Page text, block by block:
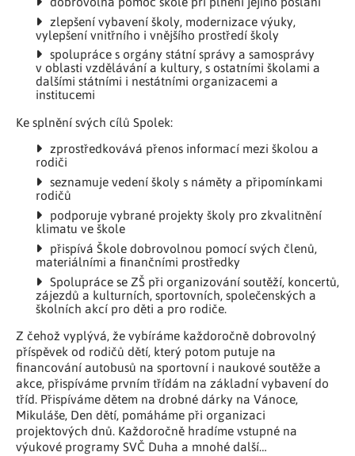
zlepšení vybavení školy, modernizace výuky,
vylepšení vnitřního i vnějšího prostředí školy
spolupráce s orgány státní správy a samosprávy
v oblasti vzdělávání a kultury, s ostatními školami a
dalšími státními i nestátními organizacemi a
institucemi
Ke splnění svých cílů Spolek:
zprostředkovává přenos informací mezi školou a
rodiči
seznamuje vedení školy s náměty a připomínkami
rodičů
podporuje vybrané projekty školy pro zkvalitnění
klimatu ve škole
přispívá Škole dobrovolnou pomocí svých členů,
materiálními a finančními prostředky
Spolupráce se ZŠ při organizování soutěží, koncertů,
zájezdů a kulturních, sportovních, společenských a
školních akcí pro děti a pro rodiče.
Z čehož vyplývá, že vybíráme každoročně dobrovolný
příspěvek od rodičů dětí, který potom putuje na
financování autobusů na sportovní i naukové soutěže a
akce, přispíváme prvním třídám na základní vybavení do
tříd. Přispíváme dětem na drobné dárky na Vánoce,
Mikuláše, Den dětí, pomáháme při organizaci
projektových dnů. Každoročně hradíme vstupné na
výukové programy SVČ Duha a mnohé další…